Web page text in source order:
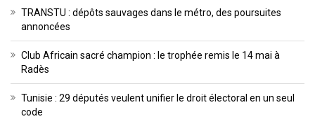
TRANSTU : dépôts sauvages dans le métro, des poursuites
annoncées
Club Africain sacré champion : le trophée remis le 14 mai à
Radès
Tunisie : 29 députés veulent unifier le droit électoral en un seul
code